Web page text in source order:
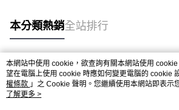
本分類熱銷全站排行
熱門標籤
本網站中使用 cookie，欲查詢有關本網站使用
望在電腦上使用 cookie 時應如何變更電腦的 cookie
權條款 」之 Cookie 聲明。您繼續使用本網站即表示
用條款之 Cookie 聲明使用 cookie。
了解更多 >